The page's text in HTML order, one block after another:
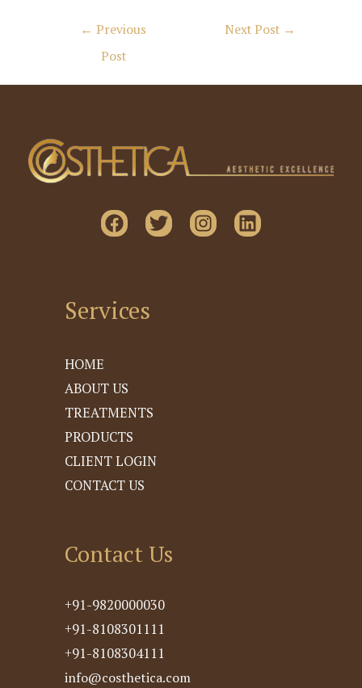
← Previous
Post
Next Post →
Services
HOME
ABOUT US
TREATMENTS
PRODUCTS
CLIENT LOGIN
CONTACT US
Contact Us
+91-9820000030
+91-8108301111
+91-8108304111
info@costhetica.com